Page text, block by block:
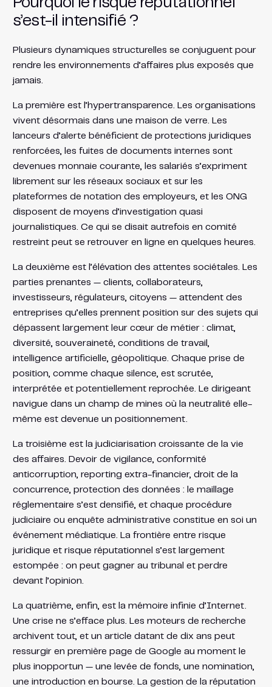
s’est-il intensifié ?
Plusieurs dynamiques structurelles se conjuguent pour
rendre les environnements d’affaires plus exposés que
jamais.
La première est l’hypertransparence. Les organisations
vivent désormais dans une maison de verre. Les
lanceurs d’alerte bénéficient de protections juridiques
renforcées, les fuites de documents internes sont
devenues monnaie courante, les salariés s’expriment
librement sur les réseaux sociaux et sur les
plateformes de notation des employeurs, et les ONG
disposent de moyens d’investigation quasi
journalistiques. Ce qui se disait autrefois en comité
restreint peut se retrouver en ligne en quelques heures.
La deuxième est l’élévation des attentes sociétales. Les
parties prenantes — clients, collaborateurs,
investisseurs, régulateurs, citoyens — attendent des
entreprises qu’elles prennent position sur des sujets qui
dépassent largement leur cœur de métier : climat,
diversité, souveraineté, conditions de travail,
intelligence artificielle, géopolitique. Chaque prise de
position, comme chaque silence, est scrutée,
interprétée et potentiellement reprochée. Le dirigeant
navigue dans un champ de mines où la neutralité elle-
même est devenue un positionnement.
La troisième est la judiciarisation croissante de la vie
des affaires. Devoir de vigilance, conformité
anticorruption, reporting extra-financier, droit de la
concurrence, protection des données : le maillage
réglementaire s’est densifié, et chaque procédure
judiciaire ou enquête administrative constitue en soi un
événement médiatique. La frontière entre risque
juridique et risque réputationnel s’est largement
estompée : on peut gagner au tribunal et perdre
devant l’opinion.
La quatrième, enfin, est la mémoire infinie d’Internet.
Une crise ne s’efface plus. Les moteurs de recherche
archivent tout, et un article datant de dix ans peut
ressurgir en première page de Google au moment le
plus inopportun — une levée de fonds, une nomination,
une introduction en bourse. La gestion de la réputation